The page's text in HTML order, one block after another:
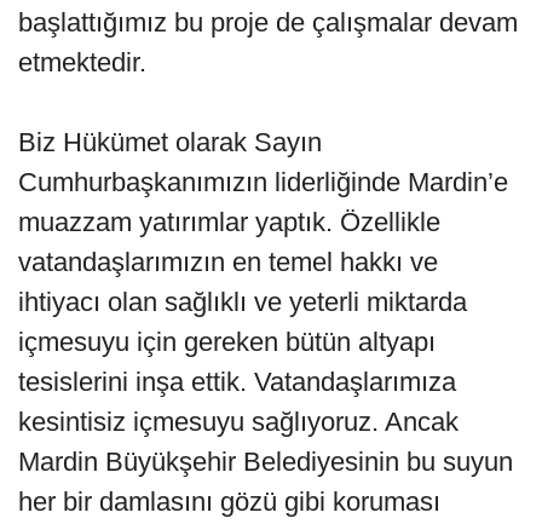
başlattığımız bu proje de çalışmalar devam
etmektedir.
Biz Hükümet olarak Sayın
Cumhurbaşkanımızın liderliğinde Mardin’e
muazzam yatırımlar yaptık. Özellikle
vatandaşlarımızın en temel hakkı ve
ihtiyacı olan sağlıklı ve yeterli miktarda
içmesuyu için gereken bütün altyapı
tesislerini inşa ettik. Vatandaşlarımıza
kesintisiz içmesuyu sağlıyoruz. Ancak
Mardin Büyükşehir Belediyesinin bu suyun
her bir damlasını gözü gibi koruması